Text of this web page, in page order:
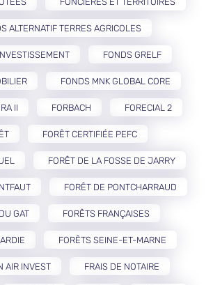
ALTERNATIF TERRES AGRICOLES
FONDS GRELF
FONDS MNK GLOBAL CORE
II FORBACH FORECIAL 2
FORÊT CERTIFIÉE PEFC
FORÊT DE LA FOSSE DE JARRY
FORÊT DE PONTCHARRAUD
GAT FORÊTS FRANÇAISES
FORÊTS SEINE-ET-MARNE
AIR INVEST FRAIS DE NOTAIRE